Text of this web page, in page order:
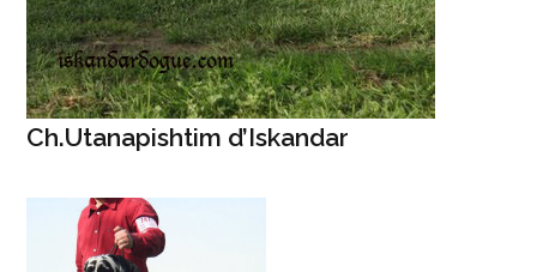
Ch.Utanapishtim d’Iskandar